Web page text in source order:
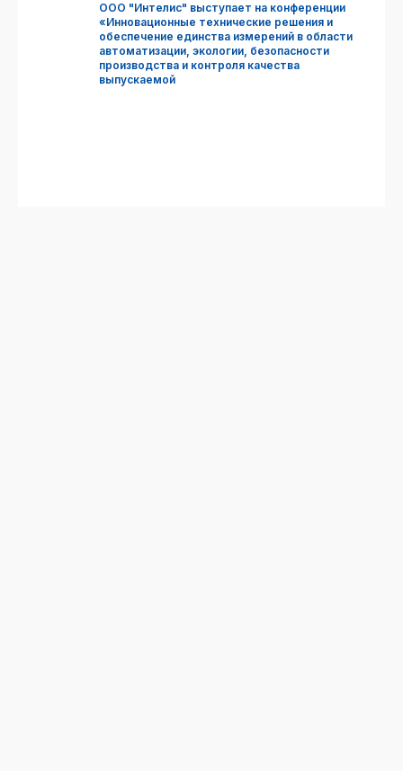
ООО "Интелис" выступает на конференции
«Инновационные технические решения и
обеспечение единства измерений в области
автоматизации, экологии, безопасности
производства и контроля качества
выпускаемой